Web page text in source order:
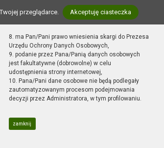
przeglądarce. Akceptuję ciasteczka
8. ma Pan/Pani prawo wniesienia skargi do Prezesa
Urzędu Ochrony Danych Osobowych,
9. podanie przez Pana/Panią danych osobowych
jest fakultatywne (dobrowolne) w celu
udostępnienia strony internetowej,
10. Pana/Pani dane osobowe nie będą podlegały
zautomatyzowanym procesom podejmowania
decyzji przez Administratora, w tym profilowaniu.
zamknij